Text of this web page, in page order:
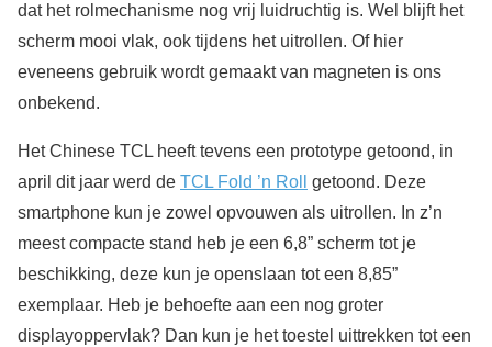
dat het rolmechanisme nog vrij luidruchtig is. Wel blijft het
scherm mooi vlak, ook tijdens het uitrollen. Of hier
eveneens gebruik wordt gemaakt van magneten is ons
onbekend.
Het Chinese TCL heeft tevens een prototype getoond, in
april dit jaar werd de TCL Fold ’n Roll
getoond. Deze
smartphone kun je zowel opvouwen als uitrollen. In z’n
meest compacte stand heb je een 6,8” scherm tot je
beschikking, deze kun je openslaan tot een 8,85”
exemplaar. Heb je behoefte aan een nog groter
displayoppervlak? Dan kun je het toestel uittrekken tot een